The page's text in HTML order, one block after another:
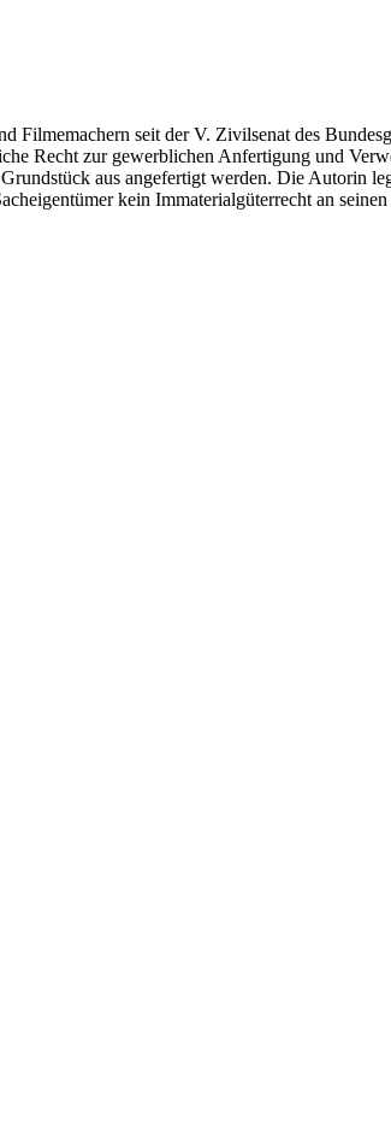
seit der V. Zivilsenat des
Recht zur gewerblichen Anfertigung und
aus angefertigt werden. Die Autorin
kein Immaterialgüterrecht an